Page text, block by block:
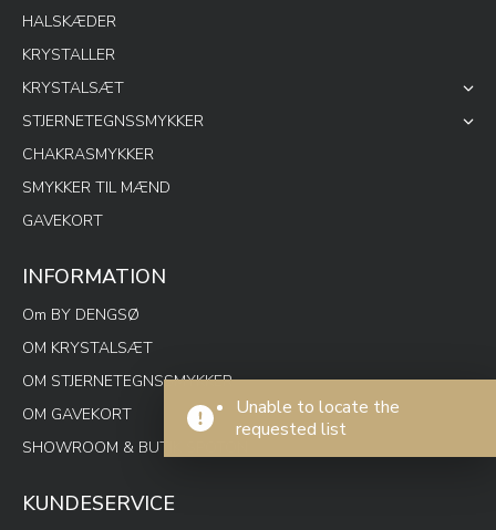
Unable to locate the
requested list
HALSKÆDER
KRYSTALLER
KRYSTALSÆT
STJERNETEGNSSMYKKER
CHAKRASMYKKER
SMYKKER TIL MÆND
GAVEKORT
INFORMATION
Om BY DENGSØ
OM KRYSTALSÆT
OM STJERNETEGNSSMYKKER
OM GAVEKORT
SHOWROOM & BUTIK SPOTON
KUNDESERVICE